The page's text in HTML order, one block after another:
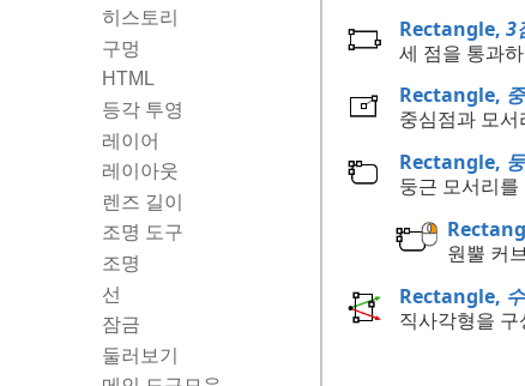
히스토리
구멍
HTML
등각 투영
레이어
레이아웃
렌즈 길이
조명 도구
조명
선
잠금
둘러보기
Rectangle, 3
세 점을 통과
Rectangle,
중심점과 모
Rectangle,
둥근 모서리
원뿔 커
Rectangle,
직사각형을